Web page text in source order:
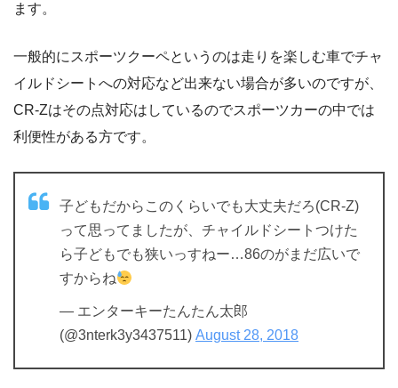
ます。
一般的にスポーツクーペというのは走りを楽しむ車でチャ
イルドシートへの対応など出来ない場合が多いのですが、
CR-Zはその点対応はしているのでスポーツカーの中では
利便性がある方です。
子どもだからこのくらいでも大丈夫だろ(CR-Z)
って思ってましたが、チャイルドシートつけた
ら子どもでも狭いっすねー…86のがまだ広いで
すからね
— エンターキーたんたん太郎
(@3nterk3y3437511) August 28, 2018